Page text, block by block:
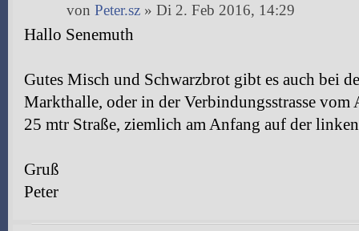
von Peter.sz » Di 2. Feb 2016, 14:29
Hallo Senemuth
Gutes Misch und Schwarzbrot gibt es auch bei
Markthalle, oder in der Verbindungsstrasse
25 mtr Straße, ziemlich am Anfang auf der
Gruß
Peter